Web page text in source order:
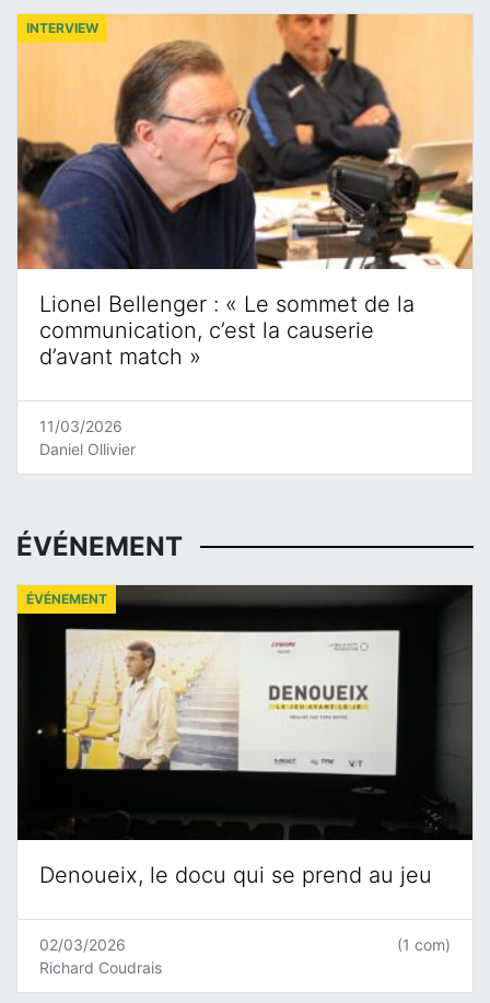
Lionel Bellenger : « Le sommet de la
communication, c’est la causerie
d’avant match »
INTERVIEW
11/03/2026
Daniel Ollivier
ÉVÉNEMENT
Denoueix, le docu qui se prend au jeu
ÉVÉNEMENT
02/03/2026
Richard Coudrais
(1 com)